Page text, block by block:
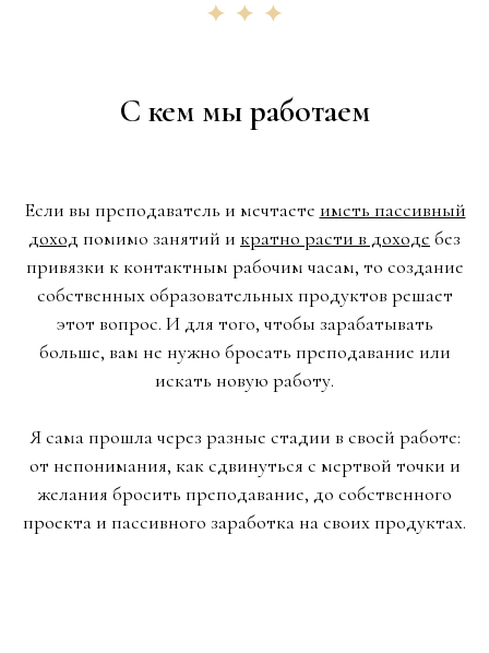
С кем мы работаем
Если вы преподаватель и мечтаете иметь пассивный
доход помимо занятий и кратно расти в доходе без
привязки к контактным рабочим часам, то создание
собственных образовательных продуктов решает
этот вопрос. И для того, чтобы зарабатывать
больше, вам не нужно бросать преподавание или
искать новую работу.
Я сама прошла через разные стадии в своей работе:
от непонимания, как сдвинуться с мертвой точки и
желания бросить преподавание, до собственного
проекта и пассивного заработка на своих продуктах.